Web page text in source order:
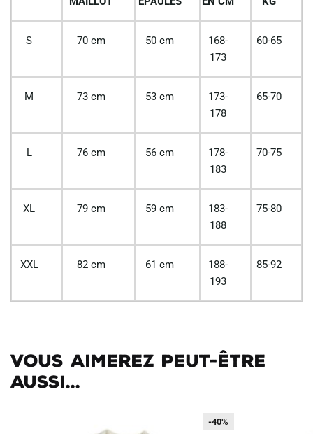
S 70 cm 50 cm
168-
173
60-65
M 73 cm 53 cm
173-
178
65-70
L 76 cm 56 cm
178-
183
70-75
XL 79 cm 59 cm
183-
188
75-80
XXL 82 cm 61 cm
188-
193
85-92
Vous aimerez peut-être
aussi...
-40%
-40%